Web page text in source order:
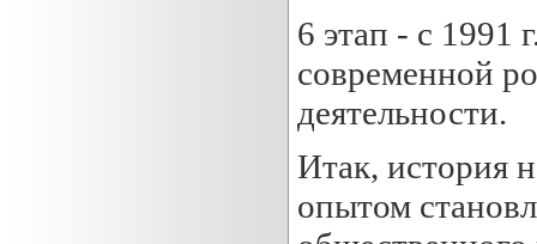
6 этап - с 1991
современной
деятельности.
Итак, история
опытом